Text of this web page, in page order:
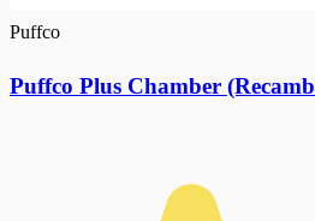
Puffco
Puffco Plus Chamber